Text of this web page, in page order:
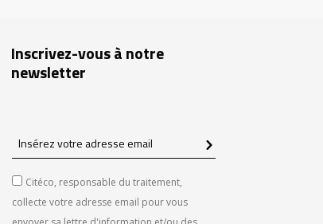
Inscrivez-vous à notre
newsletter
Insérez
votre
adresse
email
Citéco, responsable du traitement,
collecte votre adresse email pour vous